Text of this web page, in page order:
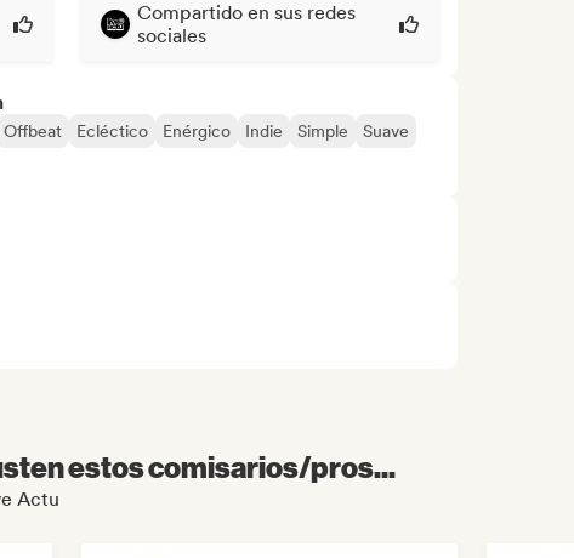
Compartido en sus redes
sociales
Offbeat Ecléctico Enérgico Indie Simple
Suave
estos comisarios/pros...
Actu